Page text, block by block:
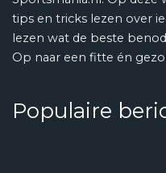
tips en tricks lezen over
lezen wat de beste
Op naar een fitte én
Populaire